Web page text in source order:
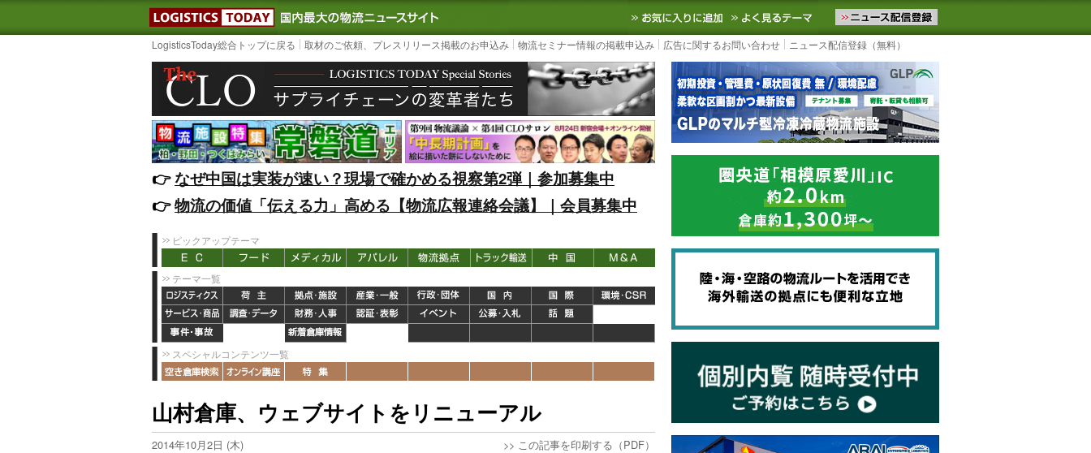
LOGISTICS TODAY｜国内最大の物流ニュースサイト3PL, SCMなど国内外の最新の物流ニュースをお届けします。物流ニュースメール配信を登録す
お気に入りに追加 よく見るテーマ
LogisticsToday総合トップに戻る 取材のご依頼、プレスリリース掲載のお申込み 物流セミナー情報の掲載申込み 広告に関するお問い合わせ ニュース配信登録（無料）
👉️なぜ中国は実装が速い？現場で確かめる視察第2弾｜参加募集中
👉️物流の価値「伝える力」高める【物流広報連絡会議】｜会員募集中
ピックアップテーマ
テーマ一覧
スペシャルコンテンツ一覧
山村倉庫、ウェブサイトをリニューアル
2014年10月2日 (木) >> この記事を印刷する（PDF）